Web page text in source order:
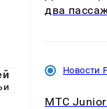
два
Новости
МТС Junior